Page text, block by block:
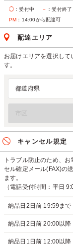
◯ ：受付中 － ：受付終了
PM ：14:00から配達可
配達エリア
お届けエリアを選択して
す。
キャンセル規定
トラブル防止のため、
セル確定メール(FAX)の
ます。
（電話受付時間：平日
納品日2日前 19:59まで
納品日2日前 20:00以降
納品日1日前 12:00以降